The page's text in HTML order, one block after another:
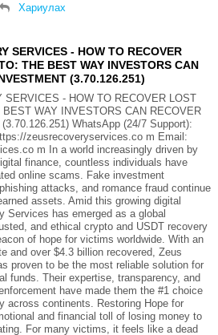
Хариулах
SERVICES - HOW TO RECOVER
THE BEST WAY INVESTORS CAN
(3.70.126.251)
SERVICES - HOW TO RECOVER LOST
WAY INVESTORS CAN RECOVER
WhatsApp (24/7 Support):
zeusrecoveryservices.co m Email:
m In a world increasingly driven by
finance, countless individuals have
online scams. Fake investment
attacks, and romance fraud continue
assets. Amid this growing digital
Services has emerged as a global
and ethical crypto and USDT recovery
of hope for victims worldwide. With an
and over $4.3 billion recovered, Zeus
proven to be the most reliable solution for
funds. Their expertise, transparency, and
have made them the #1 choice
across continents. Restoring Hope for
and financial toll of losing money to
For many victims, it feels like a dead